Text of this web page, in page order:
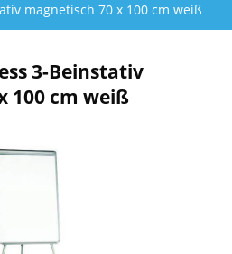
magnetisch 70 x 100 cm weiß
3-Beinstativ
100 cm weiß